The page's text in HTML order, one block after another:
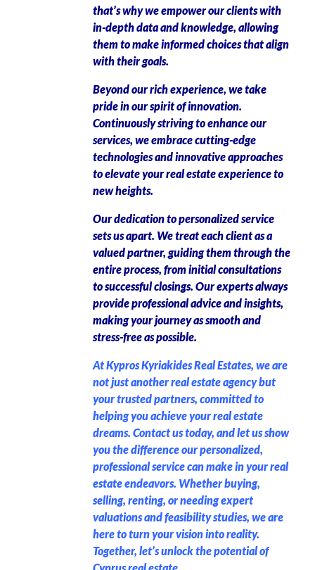
that’s why we empower our clients with
in-depth data and knowledge, allowing
them to make informed choices that align
with their goals.
Beyond our rich experience, we take
pride in our spirit of innovation.
Continuously striving to enhance our
services, we embrace cutting-edge
technologies and innovative approaches
to elevate your real estate experience to
new heights.
Our dedication to personalized service
sets us apart. We treat each client as a
valued partner, guiding them through the
entire process, from initial consultations
to successful closings. Our experts always
provide professional advice and insights,
making your journey as smooth and
stress-free as possible.
At Kypros Kyriakides Real Estates, we are
not just another real estate agency but
your trusted partners, committed to
helping you achieve your real estate
dreams. Contact us today, and let us show
you the difference our personalized,
professional service can make in your real
estate endeavors. Whether buying,
selling, renting, or needing expert
valuations and feasibility studies, we are
here to turn your vision into reality.
Together, let’s unlock the potential of